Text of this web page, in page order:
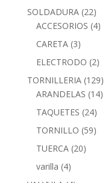
SOLDADURA (22)
ACCESORIOS (4)
CARETA (3)
ELECTRODO (2)
TORNILLERIA (129)
ARANDELAS (14)
TAQUETES (24)
TORNILLO (59)
TUERCA (20)
varilla (4)